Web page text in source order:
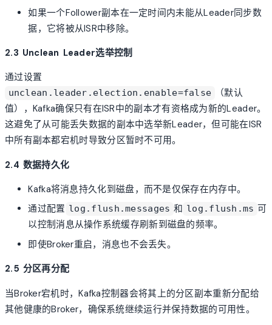
如果一个Follower副本在一定时间内未能从Leader同步数
据，它将被从ISR中移除。
2.3 Unclean Leader选举控制
通过设置
unclean.leader.election.enable=false
（默认
值），Kafka确保只有在ISR中的副本才有资格成为新的Leader。
这避免了从可能丢失数据的副本中选举新Leader，但可能在ISR
中所有副本都宕机时导致分区暂时不可用。
2.4 数据持久化
Kafka将消息持久化到磁盘，而不是仅保存在内存中。
通过配置 log.flush.messages 和 log.flush.ms 可
以控制消息从操作系统缓存刷新到磁盘的频率。
即使Broker重启，消息也不会丢失。
2.5 分区再分配
当Broker宕机时，Kafka控制器会将其上的分区副本重新分配给
其他健康的Broker，确保系统继续运行并保持数据的可用性。